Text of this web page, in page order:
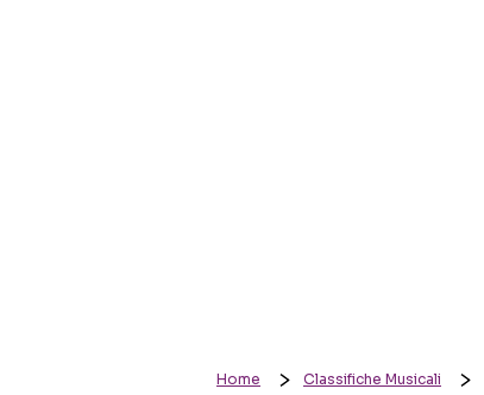
Home Classifiche Musicali